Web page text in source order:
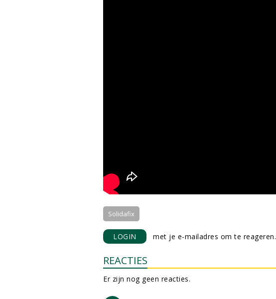
Solidafix
LOGIN met je e-mailadres om te reageren.
REACTIES
Er zijn nog geen reacties.